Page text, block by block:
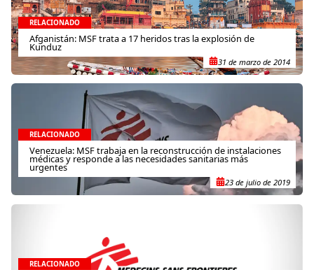
RELACIONADO
Afganistán: MSF trata a 17 heridos tras la explosión de
Kunduz
31 de marzo de 2014
RELACIONADO
Venezuela: MSF trabaja en la reconstrucción de instalaciones
médicas y responde a las necesidades sanitarias más
urgentes
23 de julio de 2019
RELACIONADO